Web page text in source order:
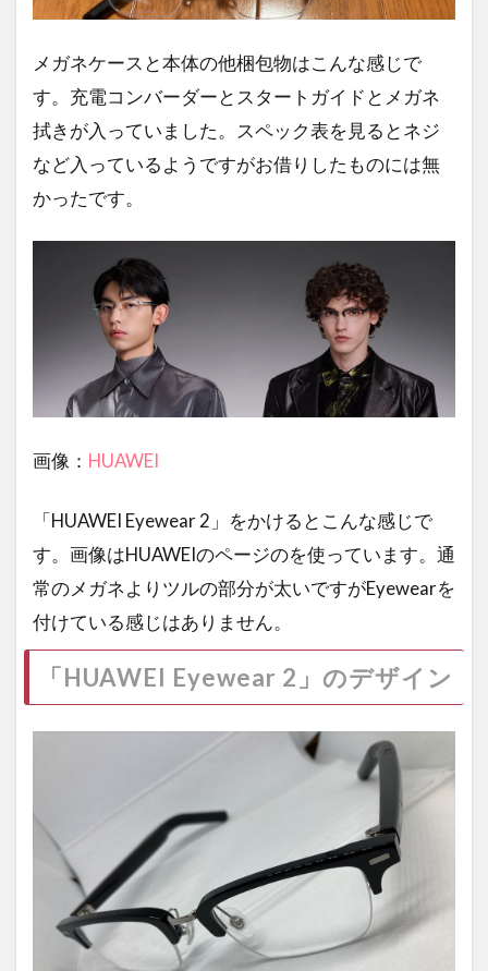
メガネケースと本体の他梱包物はこんな感じで
す。充電コンバーダーとスタートガイドとメガネ
拭きが入っていました。スペック表を見るとネジ
など入っているようですがお借りしたものには無
かったです。
画像： HUAWEI
「HUAWEI Eyewear 2」をかけるとこんな感じで
す。画像はHUAWEIのページのを使っています。通
常のメガネよりツルの部分が太いですがEyewearを
付けている感じはありません。
「HUAWEI Eyewear 2」のデザイン